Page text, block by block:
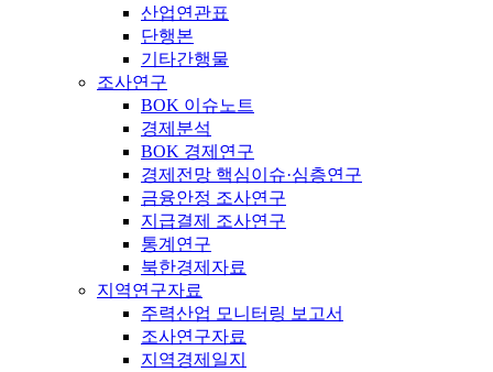
산업연관표
단행본
기타간행물
조사연구
BOK 이슈노트
경제분석
BOK 경제연구
경제전망 핵심이슈·심층연구
금융안정 조사연구
지급결제 조사연구
통계연구
북한경제자료
지역연구자료
주력산업 모니터링 보고서
조사연구자료
지역경제일지